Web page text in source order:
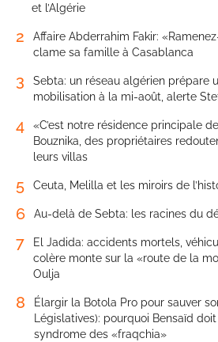
et l’Algérie
2
Affaire Abderrahim Fakir:
clame sa famille à Casablanca
3
Sebta: un réseau algérien prépare
mobilisation à la mi-août, alerte
4
«C’est notre résidence principale
Bouznika, des propriétaires
leurs villas
5 Ceuta, Melilla et les miroirs de
6 Au-delà de Sebta: les racines du
7
El Jadida: accidents mortels,
colère monte sur la «route de la
Oulja
8
Élargir la Botola Pro pour sauver
Législatives): pourquoi Bensaïd
syndrome des «fraqchia»